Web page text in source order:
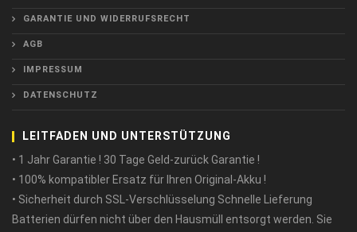
GARANTIE UND WIDERRUFSRECHT
AGB
IMPRESSUM
DATENSCHUTZ
LEITFADEN UND UNTERSTÜTZUNG
• 1 Jahr Garantie ! 30 Tage Geld-zurück Garantie !
• 100% kompatibler Ersatz für Ihren Original-Akku !
• Sicherheit durch SSL-Verschlüsselung Schnelle Lieferung
Batterien dürfen nicht über den Hausmüll entsorgt werden. Sie